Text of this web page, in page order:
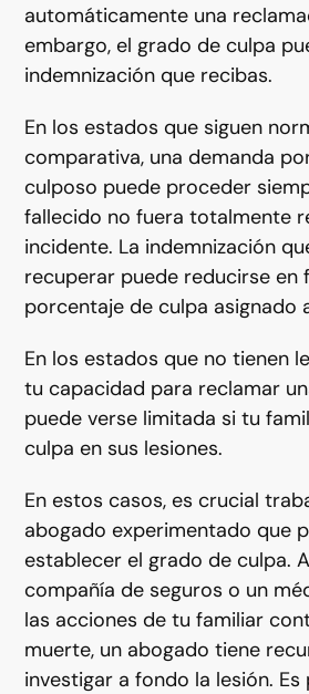
automáticamente una
embargo, el grado de culpa
indemnización que recibas.
En los estados que siguen
comparativa, una demanda
culposo puede proceder
fallecido no fuera totalmente
incidente. La indemnización
recuperar puede reducirse en
porcentaje de culpa asignado
En los estados que no tienen
tu capacidad para reclamar
puede verse limitada si tu
culpa en sus lesiones.
En estos casos, es crucial
abogado experimentado que
establecer el grado de culpa.
compañía de seguros o un
las acciones de tu familiar
muerte, un abogado tiene
investigar a fondo la lesión.